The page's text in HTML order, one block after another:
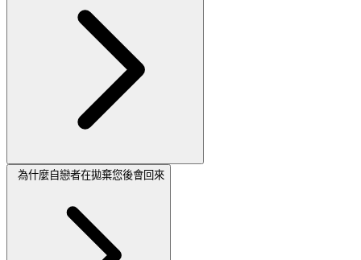
為什麼自戀者在拋棄您後會回來